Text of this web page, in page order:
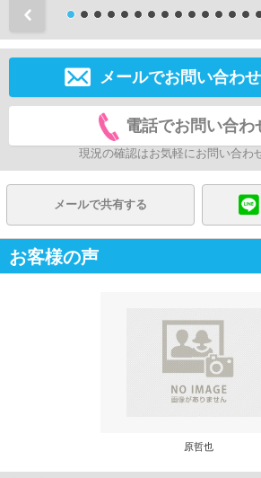
メールでお問い合わ
電話でお問い合わ
現況の確認はお気軽にお問い合わ
メールで共有する
お客様の声
原哲也